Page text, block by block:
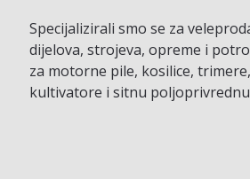
Specijalizirali smo se za
dijelova, strojeva, opreme i
za motorne pile, kosilice,
kultivatore i sitnu